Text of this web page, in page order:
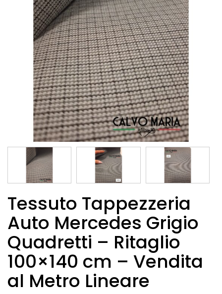
Tessuto Tappezzeria
Auto Mercedes Grigio
Quadretti – Ritaglio
100×140 cm – Vendita
al Metro Lineare